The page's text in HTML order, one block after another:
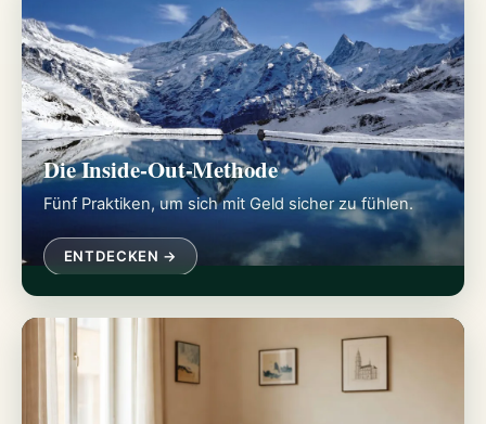
Die Inside-Out-Methode
Fünf Praktiken, um sich mit Geld sicher zu fühlen.
ENTDECKEN →